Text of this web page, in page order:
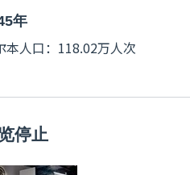
年
本人口：118.02万人次
停止